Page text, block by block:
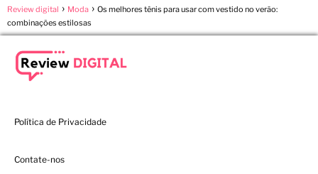
Review digital Moda
Os melhores tênis para usar com vestido no verão:
combinações estilosas
Política de Privacidade
Contate-nos